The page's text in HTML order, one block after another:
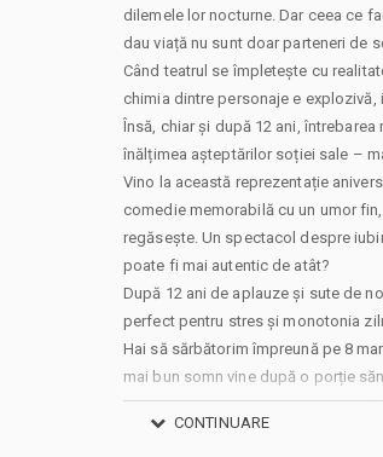
dilemele lor nocturne. Dar ceea ce
dau viață nu sunt doar parteneri de
Când teatrul se împletește cu
chimia dintre personaje e
Însă, chiar și după 12 ani,
înălțimea așteptărilor soției sale –
Vino la această reprezentație
comedie memorabilă cu un umor
regăsește. Un spectacol despre
poate fi mai autentic de atât?
După 12 ani de aplauze și sute de
perfect pentru stres și monotonia
Hai să sărbătorim împreună pe 8
mai bun somn vine după o porție
Distribuţia: Erasm Vasiliu - Cristian
Regia: Mihai Lungeanu
CONTINUARE